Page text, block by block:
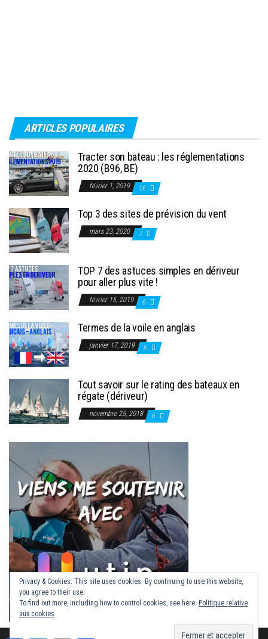
ARTICLES POPULAIRES
Tracter son bateau : les réglementations
2020 (B96, BE)
février 1, 2019 16
Top 3 des sites de prévision du vent
mars 23, 2020 7
TOP 7 des astuces simples en dériveur
pour aller plus vite !
février 15, 2019 6
Termes de la voile en anglais
janvier 17, 2019 6
Tout savoir sur le rating des bateaux en
régate (dériveur)
novembre 25, 2018 6
Privacy & Cookies: This site uses cookies. By continuing to use this website,
you agree to their use.
To find out more, including how to control cookies, see here: Politique relative
aux cookies